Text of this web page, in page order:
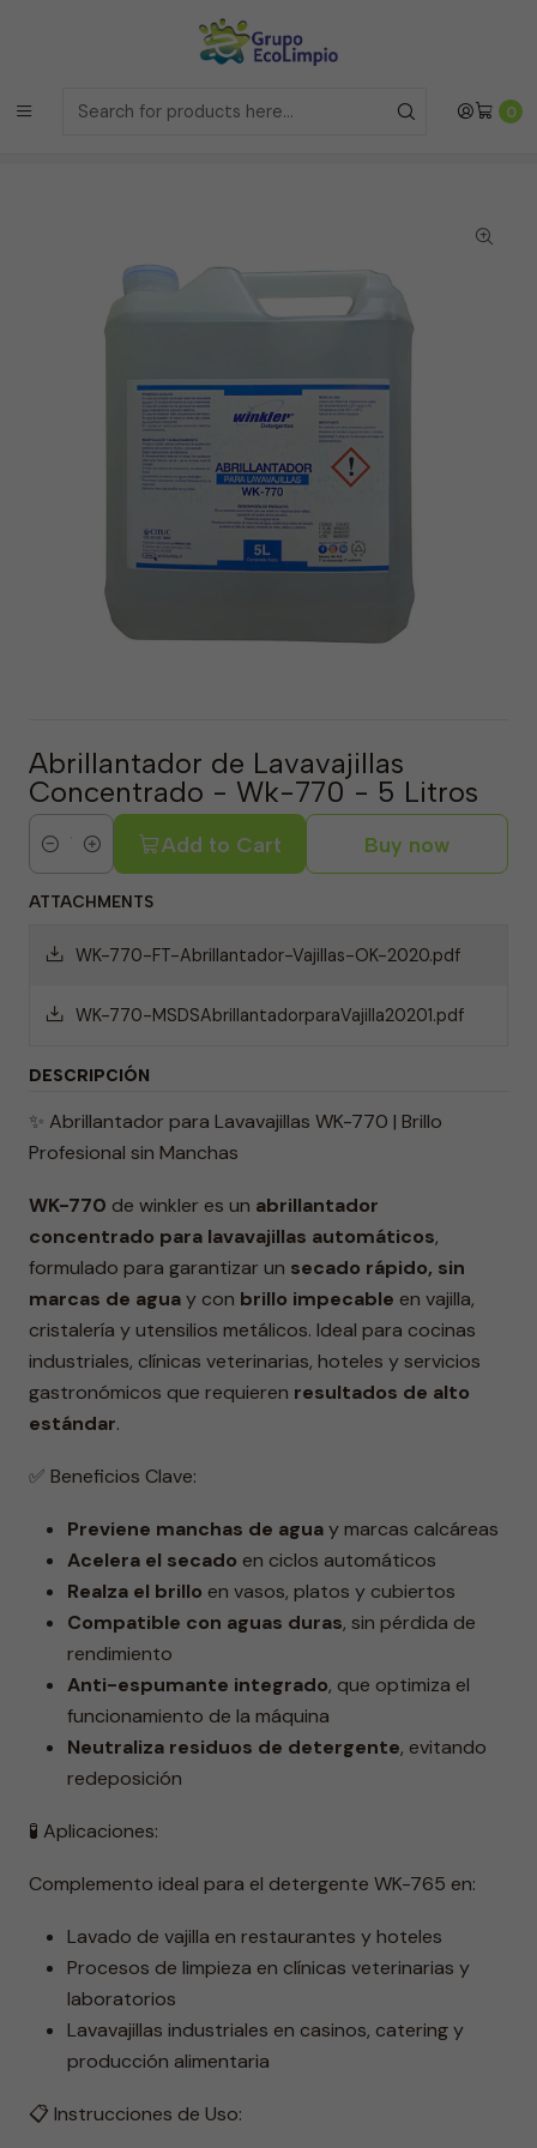
0
Envíos a la Region Metropolitana
compras antes de las 12 del medio día de
Envíos a todo Chilea traves de Bluexpress
Home Línea Restaurantes
Abrillantador de Lavavajillas Concentrado - Wk-770 - 5
Abrillantador de Lavavajillas
Concentrado - Wk-770 - 5 Litros
Quantity
Add to Cart Buy now
ATTACHMENTS
WK-770-FT-Abrillantador-Vajillas-OK-2020.pdf
WK-770-MSDSAbrillantadorparaVajilla20201.pdf
DESCRIPCIÓN
✨ Abrillantador para Lavavajillas WK-770 | Brillo
Profesional sin Manchas
WK-770 de winkler es un abrillantador
concentrado para lavavajillas automáticos,
formulado para garantizar un secado rápido, sin
marcas de aguay con brillo impecable en vajilla,
cristalería y utensilios metálicos. Ideal para cocinas
industriales, clínicas veterinarias, hoteles y servicios
gastronómicos que requieren resultados de alto
estándar.
✅ Beneficios Clave:
Previene manchas de aguay marcas calcáreas
Acelera el secado en ciclos automáticos
Realza el brillo en vasos, platos y cubiertos
Compatible con aguas duras, sin pérdida de
rendimiento
Anti-espumante integrado, que optimiza el
funcionamiento de la máquina
Neutraliza residuos de detergente, evitando
redeposición
🧪 Aplicaciones:
Complemento ideal para el detergente WK-765 en:
Lavado de vajilla en restaurantes y hoteles
Procesos de limpieza en clínicas veterinarias y
laboratorios
Lavavajillas industriales en casinos, catering y
producción alimentaria
📋 Instrucciones de Uso: